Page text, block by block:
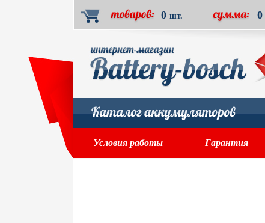
0 шт. 0
Условия работы Гарантия